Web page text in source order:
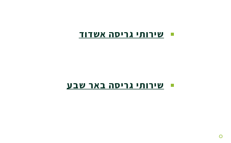
שירותי גריסה אשדוד
שירותי גריסה באר שבע